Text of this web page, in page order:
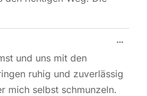
und uns mit den
ruhig und zuverlässig
mich selbst schmunzeln.
...